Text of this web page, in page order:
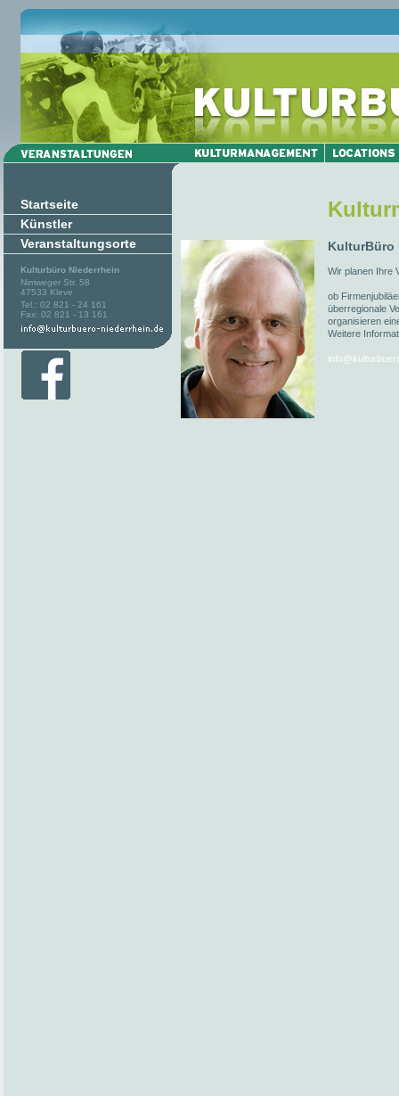
Startseite
Künstler
Veranstaltungsorte
Kulturbüro Niederrhein
Nimweger Str. 58
47533 Kleve
Tel.: 02 821 - 24 161
Fax: 02 821 - 13 161
KulturBüro
Wir planen Ihre
ob
überregionale
organisieren
Weitere